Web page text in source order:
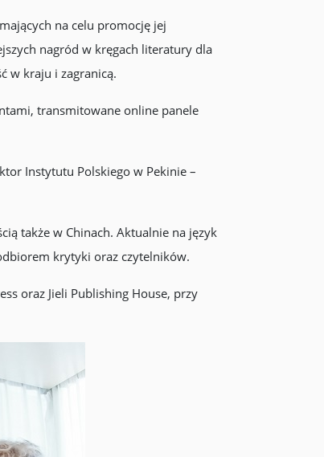
na celu promocję jej
nagród w kręgach literatury dla
w kraju i zagranicą.
transmitowane online panele
Instytutu Polskiego w Pekinie –
także w Chinach. Aktualnie na język
krytyki oraz czytelników.
oraz Jieli Publishing House, przy